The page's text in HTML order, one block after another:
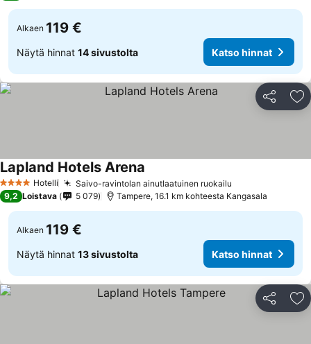
Alkaen 119 €
Näytä hinnat 14 sivustolta Katso hinnat
Jaa
4 Tähtiluokitus
Hotelli Saivo-ravintolan ainutlaatuinen ruokailu
Lapland Hotels Arena
9,2 Loistava 5 079 Tampere, 16.1 km kohteesta Kangasala
Alkaen 119 €
Näytä hinnat 13 sivustolta Katso hinnat
Jaa